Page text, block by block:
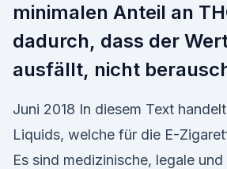
minimalen Anteil an
dadurch, dass der
ausfällt, nicht
Juni 2018 In diesem Text
Liquids, welche für die E-
Es sind medizinische, legale